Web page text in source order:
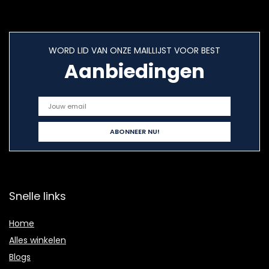
WORD LID VAN ONZE MAILLIJST VOOR BEST
Aanbiedingen
Snelle links
Home
Alles winkelen
Blogs